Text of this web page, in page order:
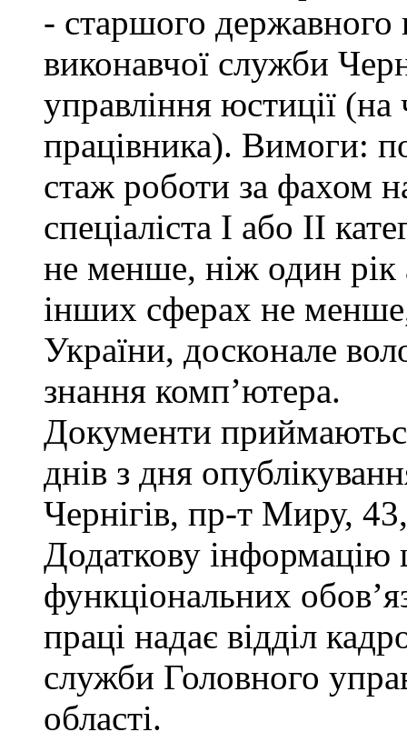
- старшого державного
виконавчої служби
управління юстиції (на
працівника). Вимоги:
стаж роботи за фахом
спеціаліста І або ІІ
не менше, ніж один
інших сферах не
України, досконале
знання комп’ютера.
Документи
днів з дня
Чернігів, пр-т Миру,
Додаткову
функціональних
праці надає відділ
служби Головного
області.